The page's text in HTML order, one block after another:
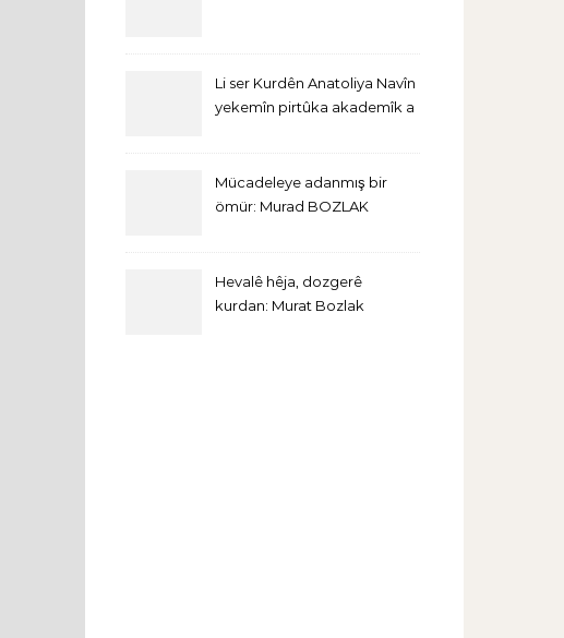
Li ser Kurdên Anatoliya Navîn
yekemîn pirtûka akademîk a
Mücadeleye adanmış bir
ömür: Murad BOZLAK
Hevalê hêja, dozgerê
kurdan: Murat Bozlak